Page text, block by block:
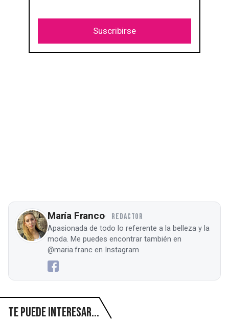
Suscribirse
María Franco REDACTOR
Apasionada de todo lo referente a la belleza y la
moda. Me puedes encontrar también en
@maria.franc en Instagram
Te puede interesar...